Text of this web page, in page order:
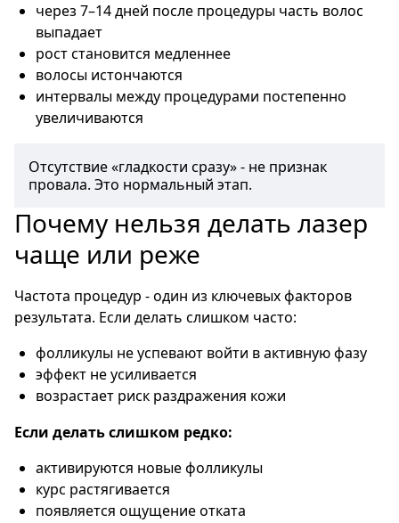
через 7–14 дней после процедуры часть волос
выпадает
рост становится медленнее
волосы истончаются
интервалы между процедурами постепенно
увеличиваются
Отсутствие «гладкости сразу» - не признак
Почему нельзя делать лазер
чаще или реже
Частота процедур - один из ключевых факторов
результата. Если делать слишком часто:
фолликулы не успевают войти в активную фазу
эффект не усиливается
возрастает риск раздражения кожи
Если делать слишком редко:
активируются новые фолликулы
курс растягивается
появляется ощущение отката